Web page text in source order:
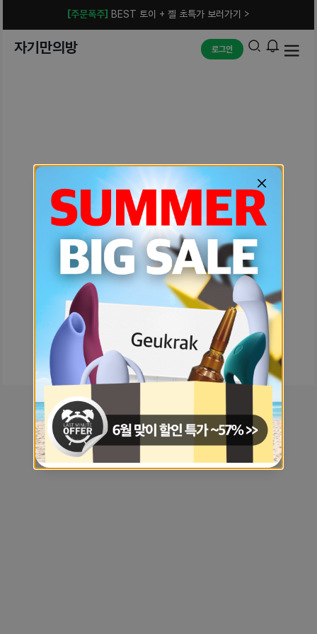
[주문폭주] BEST 토이 + 젤 초특가 보러가기 >
자기만의방 로그인
예상치 못한 에러입니다.